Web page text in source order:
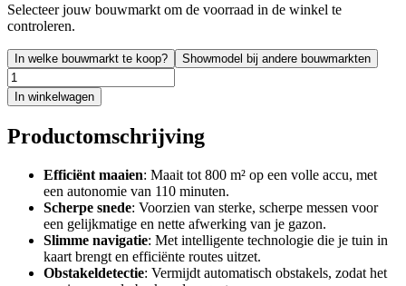
Selecteer jouw bouwmarkt om de voorraad in de winkel te
controleren.
In welke bouwmarkt te koop? Showmodel bij andere bouwmarkten
In winkelwagen
Productomschrijving
Efficiënt maaien: Maait tot 800 m² op een volle accu, met
een autonomie van 110 minuten.
Scherpe snede: Voorzien van sterke, scherpe messen voor
een gelijkmatige en nette afwerking van je gazon.
Slimme navigatie: Met intelligente technologie die je tuin in
kaart brengt en efficiënte routes uitzet.
Obstakeldetectie: Vermijdt automatisch obstakels, zodat het